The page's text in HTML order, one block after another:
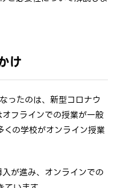
け
ったのは、新型コロナウ
フラインでの授業が一般
の学校がオンライン授業
が進み、オンラインでの